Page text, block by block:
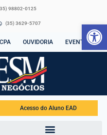
98802-0125
(35) 3629-5707
CPA OUVIDORIA EVENTOS
Acesso do Aluno EAD
Abrir